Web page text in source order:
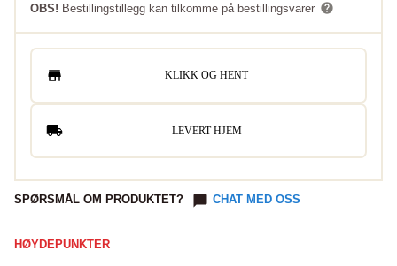
OBS! Bestillingstillegg kan tilkomme på bestillingsvarer
KLIKK OG HENT
LEVERT HJEM
SPØRSMÅL OM PRODUKTET? CHAT MED OSS
HØYDEPUNKTER